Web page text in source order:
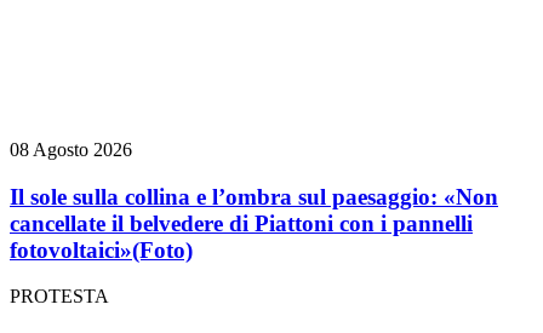
08 Agosto 2026
Il sole sulla collina e l’ombra sul paesaggio: «Non
cancellate il belvedere di Piattoni con i pannelli
fotovoltaici»(Foto)
PROTESTA